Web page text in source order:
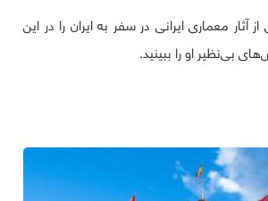
آثار معماری ایرانی در سفر به ایران را در این
بی‌نظیر او را ببینید.